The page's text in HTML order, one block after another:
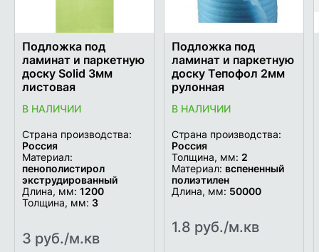
Подложка под
ламинат и паркетную
доску Solid 3мм
листовая
В НАЛИЧИИ
Страна производства:
Россия
Материал:
пенополистирол
экструдированный
Длина, мм: 1200
Толщина, мм: 3
3 руб./м.кв
Подложка под
ламинат и паркетную
доску Тепофол 2мм
рулонная
В НАЛИЧИИ
Страна производства:
Россия
Толщина, мм: 2
Материал: вспененный
полиэтилен
Длина, мм: 50000
1.8 руб./м.кв